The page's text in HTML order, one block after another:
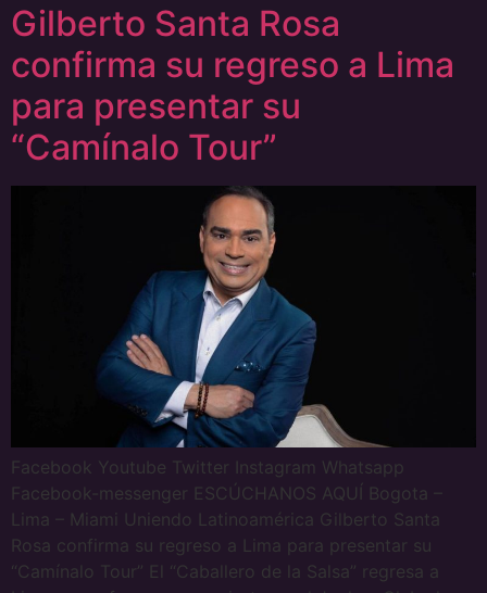
Gilberto Santa Rosa
confirma su regreso a Lima
para presentar su
“Camínalo Tour”
Facebook Youtube Twitter Instagram Whatsapp
Facebook-messenger ESCÚCHANOS AQUÍ Bogota –
Lima – Miami Uniendo Latinoamérica Gilberto Santa
Rosa confirma su regreso a Lima para presentar su
“Camínalo Tour” El “Caballero de la Salsa” regresa a